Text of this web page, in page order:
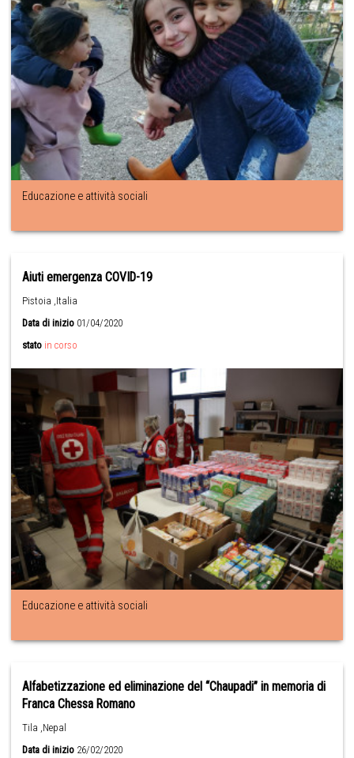
Educazione e attività sociali
Aiuti emergenza COVID-19
Pistoia ,Italia
Data di inizio 01/04/2020
stato in corso
Educazione e attività sociali
Alfabetizzazione ed eliminazione del “Chaupadi” in memoria di
Franca Chessa Romano
Tila ,Nepal
Data di inizio 26/02/2020